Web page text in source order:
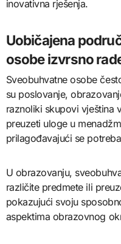
inovativna rješenja.
Uobičajena
osobe izvrsno
Sveobuhvatne osobe
su poslovanje,
raznoliki skupovi vještina
preuzeti uloge u
prilagođavajući se
U obrazovanju,
različite predmete ili
pokazujući svoju
aspektima obrazovnog